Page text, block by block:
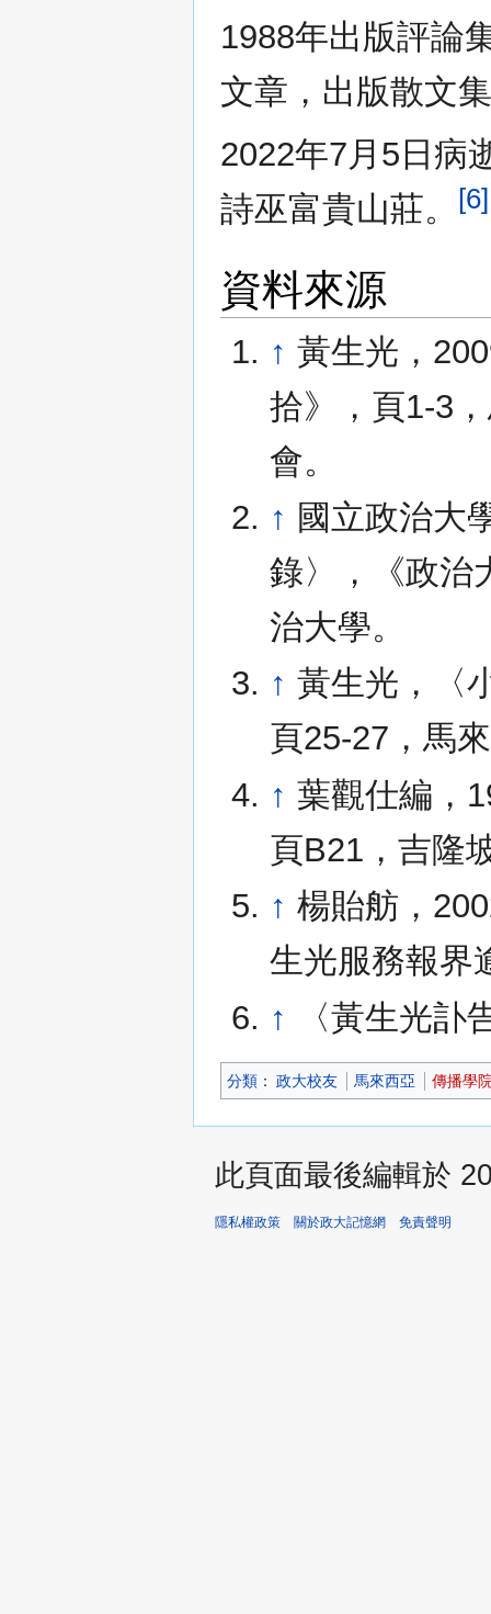
1988年出版評論
文章，出版散文
2022年7月5日病
詩巫富貴山莊。
[6]
資料來源
↑ 黃生光，
拾》，頁1-3
會。
↑ 國立政治大
錄〉，《政治
治大學。
↑ 黃生光，〈
頁25-27，馬
↑ 葉觀仕編，
頁B21，吉隆
↑ 楊貽舫，
生光服務報界
↑
〈黃生光訃
分類 ：​ 政大校友 馬來西亞 傳播學
此頁面最後編輯於
隱私權政策 關於政大記憶網 免責聲明